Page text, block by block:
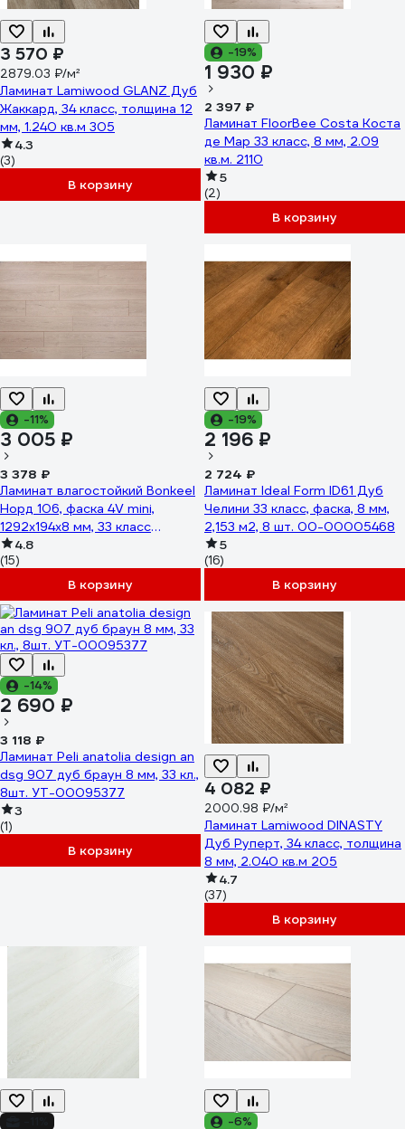
3 570 ₽
2879.03 ₽/м²
Ламинат Lamiwood GLANZ Дуб
Жаккард, 34 класс, толщина 12
мм, 1.240 кв.м 305
4.3
(3)
В корзину
-19%
1 930 ₽
2 397 ₽
Ламинат FloorBee Costa Коста
де Мар 33 класс, 8 мм, 2.09
кв.м. 2110
5
(2)
В корзину
-11%
3 005 ₽
3 378 ₽
Ламинат влагостойкий Bonkeel
Норд 106, фаска 4V mini,
1292x194x8 мм, 33 класс
602619
4.8
(15)
В корзину
-19%
2 196 ₽
2 724 ₽
Ламинат Ideal Form ID61 Дуб
Челини 33 класс, фаска, 8 мм,
2,153 м2, 8 шт. 00-00005468
5
(16)
В корзину
-14%
2 690 ₽
3 118 ₽
Ламинат Peli anatolia design an
dsg 907 дуб браун 8 мм, 33 кл.,
8шт. УТ-00095377
3
(1)
В корзину
4 082 ₽
2000.98 ₽/м²
Ламинат Lamiwood DINASTY
Дуб Руперт, 34 класс, толщина
8 мм, 2.040 кв.м 205
4.7
(37)
В корзину
-6%